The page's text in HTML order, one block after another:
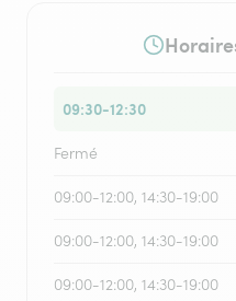
09:30-12:30
Fermé
09:00-12:00, 14:30-19:00
09:00-12:00, 14:30-19:00
09:00-12:00, 14:30-19:00